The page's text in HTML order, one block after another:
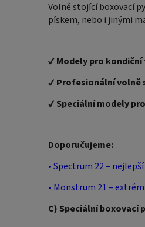
Volně stojící boxovací
pískem, nebo i jinými
✔Modely pro
✔Profesionální volně
✔Speciální modely
Doporučujeme:
•Spectrum 22 –
• Monstrum 21 –
C) Speciální boxovací